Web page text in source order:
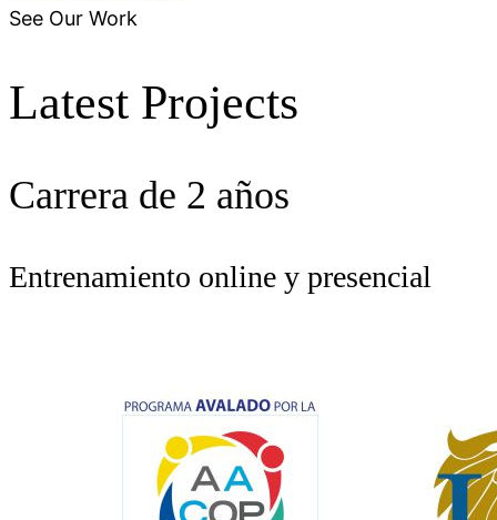
See Our Work
Latest Projects
Carrera de 2 años
Entrenamiento online y presencial